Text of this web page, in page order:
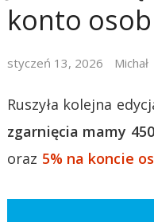
konto
styczeń 13, 2026 Michał
Ruszyła kolejna
zgarnięcia mamy
oraz 5% na koncie